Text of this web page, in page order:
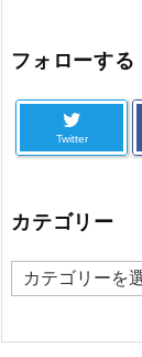
フォローする
Twitter
カテゴリー
カ
ゴ